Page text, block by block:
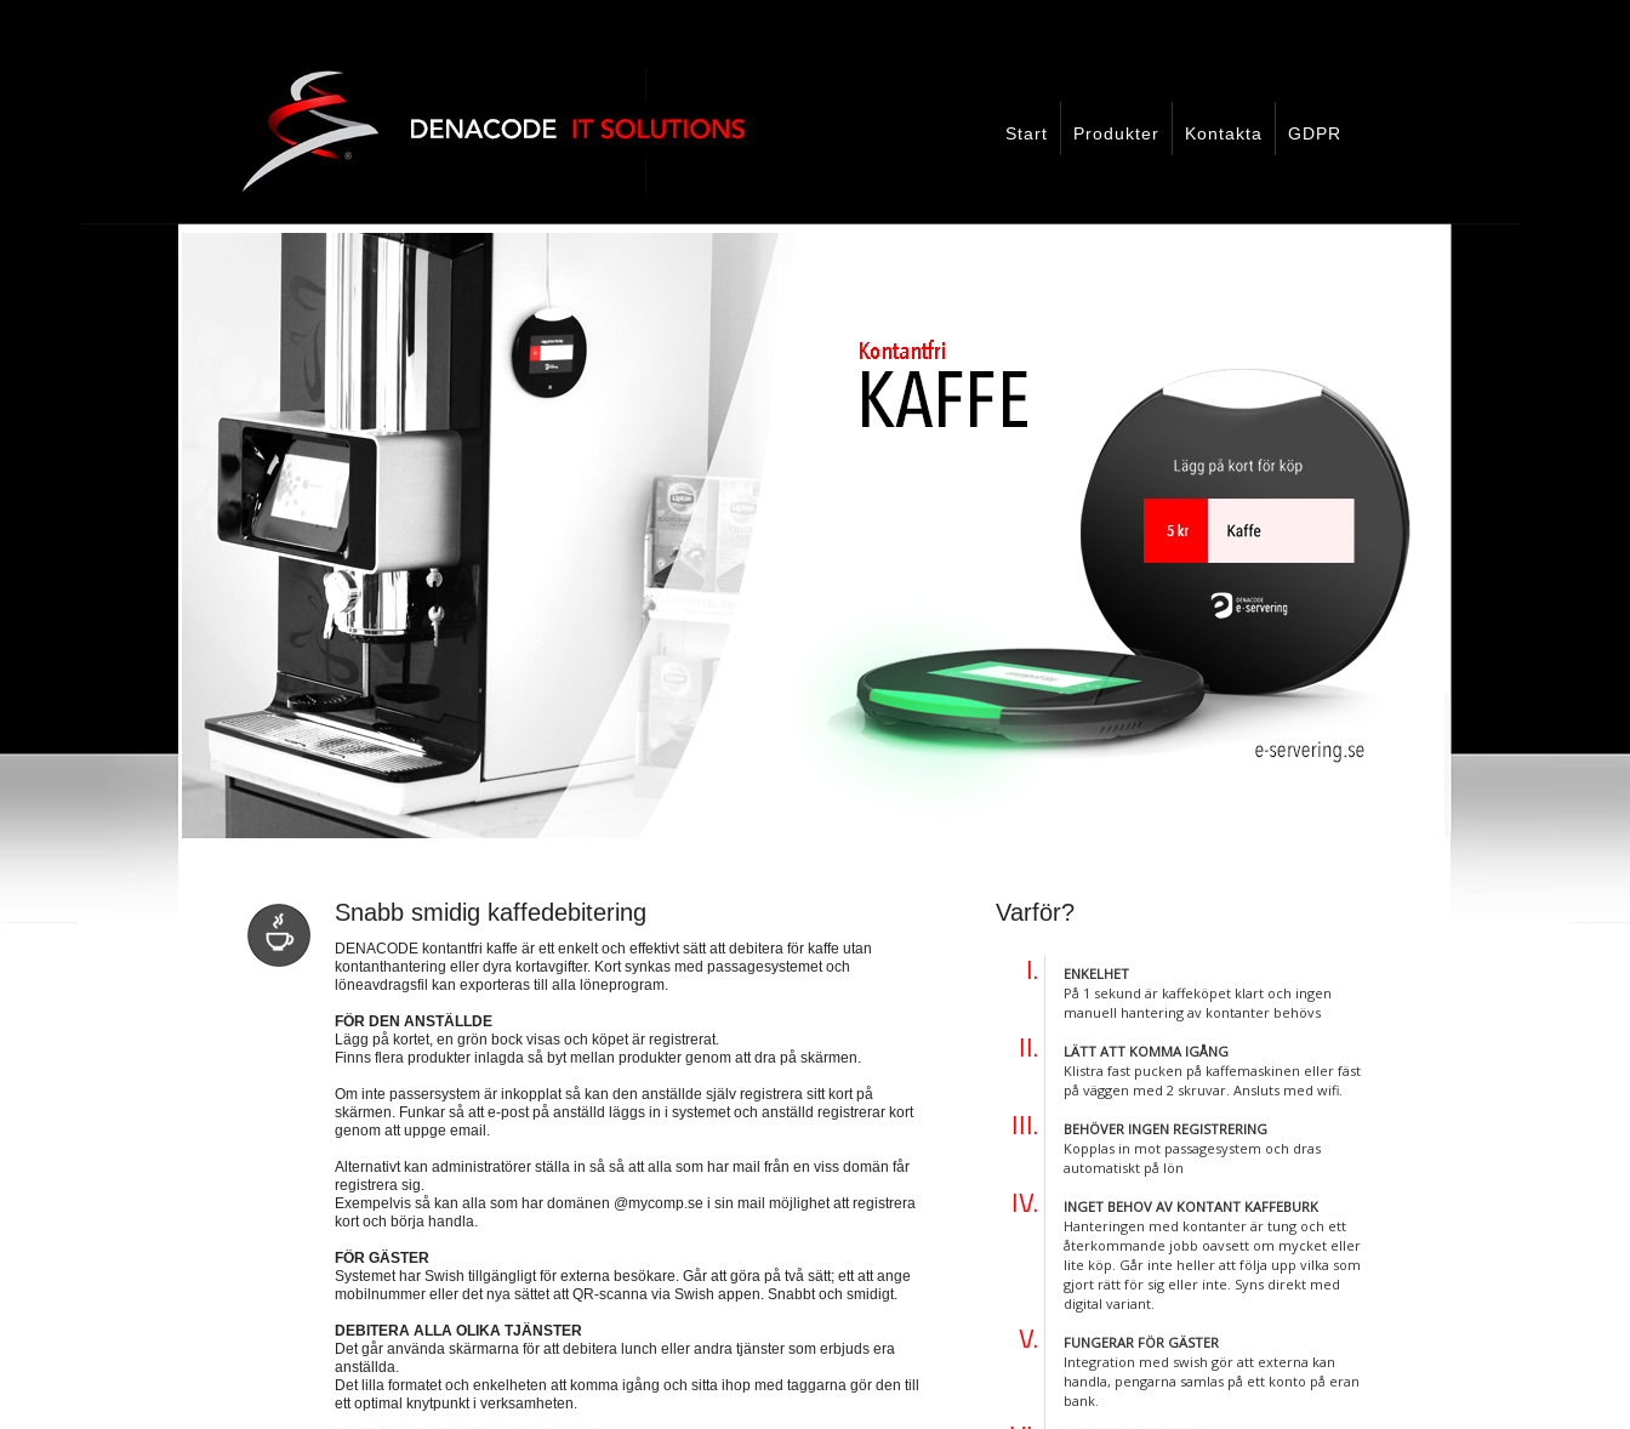
Start Produkter Kontakta GDPR
Snabb smidig kaffedebitering
DENACODE kontantfri kaffe är ett enkelt och effektivt sätt att debitera för kaffe utan
kontanthantering eller dyra kortavgifter. Kort synkas med passagesystemet och
löneavdragsfil kan exporteras till alla löneprogram.
FÖR DEN ANSTÄLLDE
Lägg på kortet, en grön bock visas och köpet är registrerat.
Finns flera produkter inlagda så byt mellan produkter genom att dra på skärmen.
Om inte passersystem är inkopplat så kan den anställde själv registrera sitt kort på
skärmen. Funkar så att e-post på anställd läggs in i systemet och anställd registrerar kort
genom att uppge email.
Alternativt kan administratörer ställa in så så att alla som har mail från en viss domän får
registrera sig.
Exempelvis så kan alla som har domänen @mycomp.se i sin mail möjlighet att registrera
kort och börja handla.
FÖR GÄSTER
Systemet har Swish tillgängligt för externa besökare. Går att göra på två sätt; ett att ange
mobilnummer eller det nya sättet att QR-scanna via Swish appen. Snabbt och smidigt.
DEBITERA ALLA OLIKA TJÄNSTER
Det går använda skärmarna för att debitera lunch eller andra tjänster som erbjuds era
anställda.
Det lilla formatet och enkelheten att komma igång och sitta ihop med taggarna gör den till
ett optimal knytpunkt i verksamheten.
Varför?
ENKELHET
På 1 sekund är kaffeköpet klart och ingen
manuell hantering av kontanter behövs
LÄTT ATT KOMMA IGÅNG
Klistra fast pucken på kaffemaskinen eller fäst
på väggen med 2 skruvar. Ansluts med wifi.
BEHÖVER INGEN REGISTRERING
Kopplas in mot passagesystem och dras
automatiskt på lön
INGET BEHOV AV KONTANT KAFFEBURK
Hanteringen med kontanter är tung och ett
återkommande jobb oavsett om mycket eller
lite köp. Går inte heller att följa upp vilka som
gjort rätt för sig eller inte. Syns direkt med
digital variant.
FUNGERAR FÖR GÄSTER
Integration med swish gör att externa kan
handla, pengarna samlas på ett konto på eran
bank.